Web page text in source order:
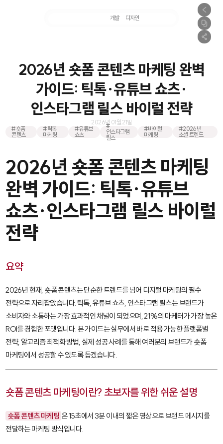
개발 디자인
2026년 숏폼 콘텐츠 마케팅 완벽
가이드: 틱톡·유튜브 쇼츠·
인스타그램 릴스 바이럴 전략
2026년 01월 21일
#숏폼
콘텐츠
#틱톡
마케팅
#유튜브
쇼츠
#
인스타그램
릴스
#바이럴
마케팅
#2026년
소셜 트렌드
2026년 숏폼 콘텐츠 마케팅
완벽 가이드: 틱톡·유튜브
쇼츠·인스타그램 릴스 바이럴
전략
요약
2026년 현재, 숏폼 콘텐츠는 단순한 트렌드를 넘어 디지털 마케팅의 필수
전략으로 자리잡았습니다. 틱톡, 유튜브 쇼츠, 인스타그램 릴스는 브랜드가
소비자와 소통하는 가장 효과적인 채널이 되었으며, 21%의 마케터가 가장 높은
ROI를 경험한 포맷입니다. 본 가이드는 실무에서 바로 적용 가능한 플랫폼별
전략, 알고리즘 최적화 방법, 실제 성공 사례를 통해 여러분의 브랜드가 숏폼
마케팅에서 성공할 수 있도록 돕겠습니다.
숏폼 콘텐츠 마케팅이란? 초보자를 위한 쉬운 설명
숏폼 콘텐츠 마케팅 은 15초에서 3분 이내의 짧은 영상으로 브랜드 메시지를
전달하는 마케팅 방식입니다.